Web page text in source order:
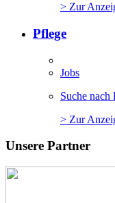
> Zur
Pflege
Jobs
Suche nach
> Zur
Unsere Partner